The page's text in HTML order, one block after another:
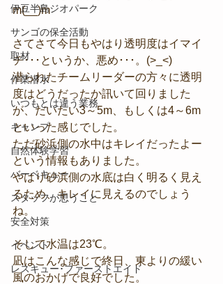
伊豆半島ジオパーク
サンゴの保全活動
取材
作業潜水
いつもとは違う業務
キャンプ
自然体験学習
バーベキュー
スタッフが思うこと
安全対策
イベント
レスキュー･ファーストエイド
m(__)m
さてさて今日もやはり透明度はイマイ
チ･･･というか、悪め･･･。(>_<)
潜られたチームリーダーの方々に透明
度はどうだったか訊いて回りました
が、だいたい3～5m、もしくは4～6m
といった感じでした。
ただ砂浜側の水中はキレイだったよー
という情報もありました。
やはり砂浜側の水底は白く明るく見え
るため、キレイに見えるのでしょう
ね。
そして水温は23℃。
凪はこんな感じで終日、東よりの緩い
風のおかげで良好でした。